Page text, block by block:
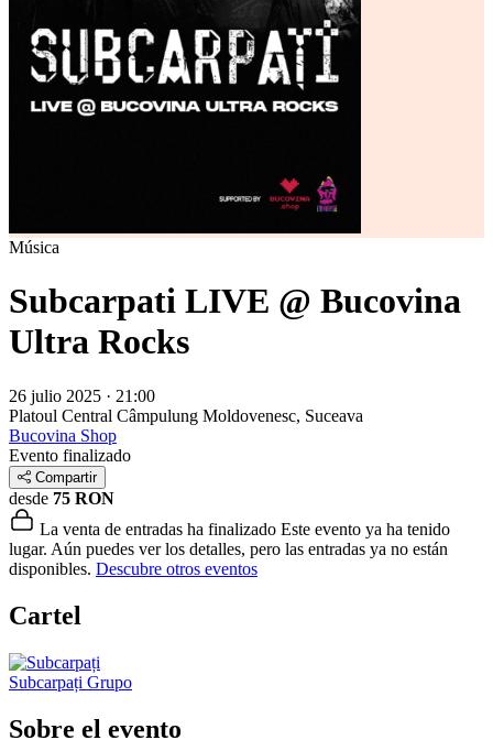
Música
Subcarpati LIVE @ Bucovina
Ultra Rocks
26 julio 2025 · 21:00
Platoul Central Câmpulung Moldovenesc, Suceava
Bucovina Shop
Evento finalizado
Compartir
desde 75 RON
La venta de entradas ha finalizado Este evento ya ha tenido
lugar. Aún puedes ver los detalles, pero las entradas ya no están
disponibles. Descubre otros eventos
Cartel
Subcarpați Grupo
Sobre el evento